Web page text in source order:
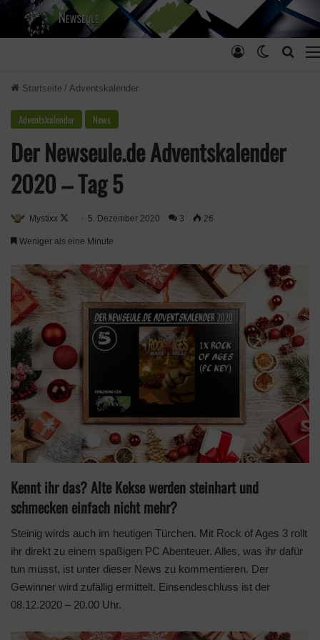
Skin
Anmelden
Startseite / Adventskalender
Adventskalender News
Der Newseule.de Adventskalender
2020 – Tag 5
Mystixx
l
5. Dezember 2020 3 26
Weniger als eine Minute
Kennt ihr das? Alte Kekse werden steinhart und
schmecken einfach nicht mehr?
Steinig wirds auch im heutigen Türchen. Mit Rock of Ages 3 rollt
ihr direkt zu einem spaßigen PC Abenteuer. Alles, was ihr dafür
tun müsst, ist unter dieser News zu kommentieren. Der
Gewinner wird zufällig ermittelt. Einsendeschluss ist der
08.12.2020 – 20.00 Uhr.